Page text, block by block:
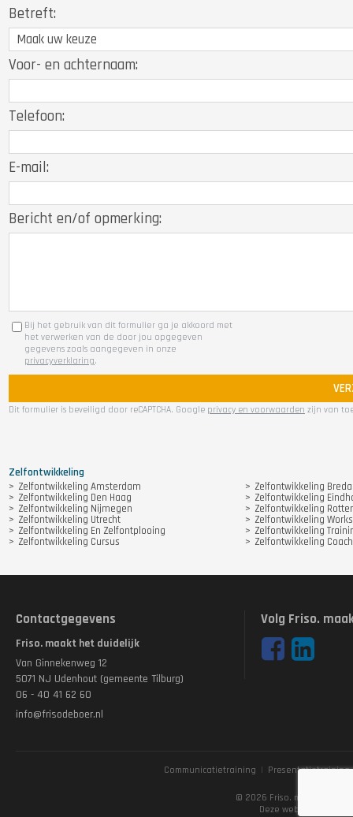
Betreft:
Voor- en achternaam:
Telefoon:
E-mail:
Bericht en/of opmerking:
Bij het gebruik van dit formulier ga je akkoord met
het verwerken van de door jou opgegeven
gegevens zoals aangegeven in onze
privacyverklaring.
Dit formulier is beveiligd door reCAPTCHA. Google privacy en voorwaarden zijn van
Zelfontwikkeling
Zelfontwikkeling Amsterdam
Zelfontwikkeling Breda
Zelfontwikkeling Den Haag
Zelfontwikkeling
Zelfontwikkeling Nijmegen
Zelfontwikkeling
Zelfontwikkeling Utrecht
Zelfontwikkeling
Zelfontwikkeling En Zelfontplooing
Zelfontwikkeling
Zelfontwikkeling Cursus
Zelfontwikkeling Coach
Contactgegevens
Friso. maakt het duidelijk
Van Ginnekenweg 12
5071 NJ Udenhout (gemeente Tilburg)
06 - 40 41 62 60
info@frisodeboer.nl
Volg Friso.
Communicatietraining | Presentatietraining
© 2026 Friso. maakt het
Deze website is